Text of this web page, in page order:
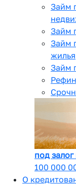
Займ
Займ
Займ
жилья
Займ
под
100 000
О